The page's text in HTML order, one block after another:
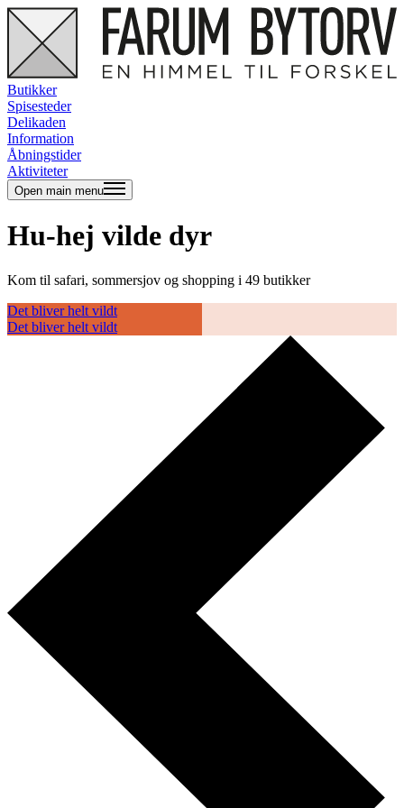
Butikker
Spisesteder
Delikaden
Information
Åbningstider
Aktiviteter
Open main menu
Hu-hej vilde dyr
Kom til safari, sommersjov og shopping i 49 butikker
Det bliver helt vildt
Det bliver helt vildt